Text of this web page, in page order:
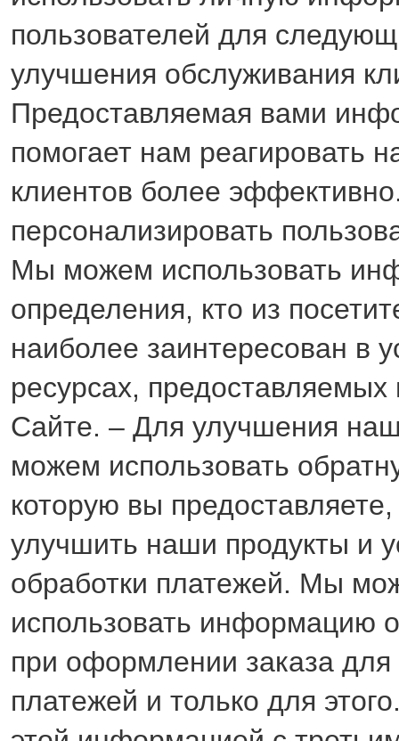
пользователей для
улучшения обслуживания
Предоставляемая вами
помогает нам реагировать
клиентов более
персонализировать
Мы можем использовать
определения, кто из
наиболее заинтересован в
ресурсах,
Сайте. – Для улучшения
можем использовать
которую вы
улучшить наши продукты и
обработки платежей. Мы
использовать информацию
при оформлении заказа
платежей и только для